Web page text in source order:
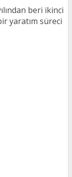
beri ikinci
yaratım süreci